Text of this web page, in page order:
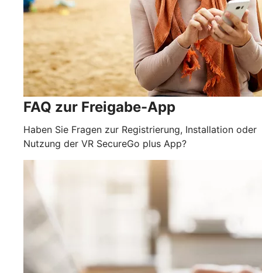
FAQ zur Freigabe-App
Haben Sie Fragen zur Registrierung, Installation oder
Nutzung der VR SecureGo plus App?